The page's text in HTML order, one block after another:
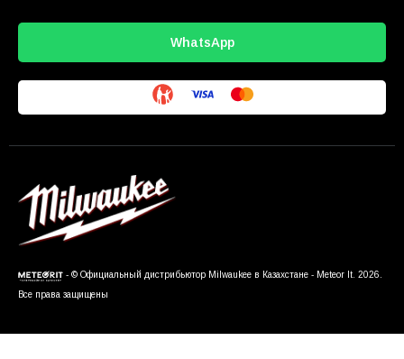
WhatsApp
- © Официальный дистрибьютор Milwaukee в Казахстане - Meteor It. 2026.
Все права защищены